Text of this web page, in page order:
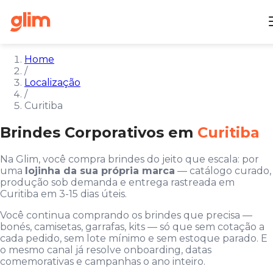
Home
/
Localização
/
Curitiba
Brindes Corporativos em Curitiba
Na Glim, você compra brindes do jeito que escala: por
uma lojinha da sua própria marca — catálogo curado,
produção sob demanda e entrega rastreada em
Curitiba em 3-15 dias úteis.
Você continua comprando os brindes que precisa —
bonés, camisetas, garrafas, kits — só que sem cotação a
cada pedido, sem lote mínimo e sem estoque parado. E
o mesmo canal já resolve onboarding, datas
comemorativas e campanhas o ano inteiro.